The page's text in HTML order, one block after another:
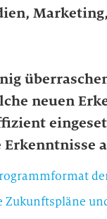
neuen
Zukunftspläne